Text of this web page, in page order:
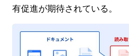
有促進が期待されている。